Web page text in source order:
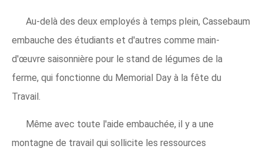
Au-delà des deux employés à temps plein, Cassebaum
embauche des étudiants et d'autres comme main-
d'œuvre saisonnière pour le stand de légumes de la
ferme, qui fonctionne du Memorial Day à la fête du
Travail.
Même avec toute l'aide embauchée, il y a une
montagne de travail qui sollicite les ressources